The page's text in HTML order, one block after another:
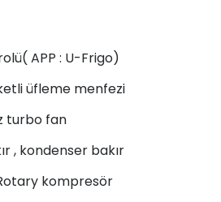
APP : U-Frigo)
üfleme menfezi
turbo fan
, kondenser bakır
kompresör